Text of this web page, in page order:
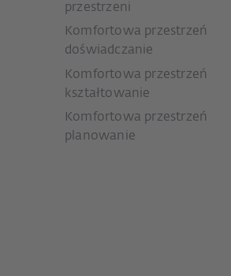
przestrzeni
Komfortowa przestrzeń
doświadczanie
Komfortowa przestrzeń
kształtowanie
Komfortowa przestrzeń
planowanie